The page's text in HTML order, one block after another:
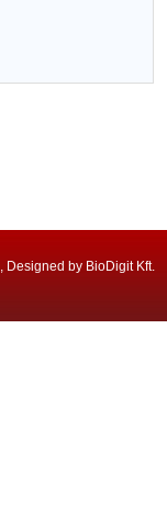
by BioDigit Kft.